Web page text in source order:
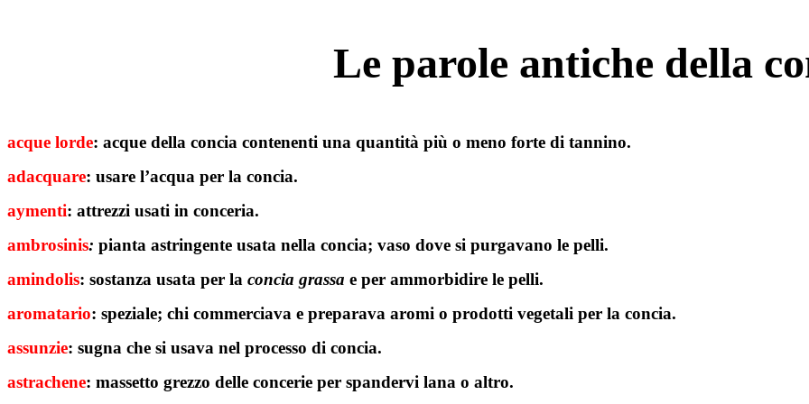
Le parole antiche della
acque lorde: acque della concia contenenti una quantità più o meno forte di tannino.
adacquare: usare l’acqua per la concia.
aymenti: attrezzi usati in conceria.
ambrosinis: pianta astringente usata nella concia; vaso dove si purgavano le pelli.
amindolis: sostanza usata per la concia grassa e per ammorbidire le pelli.
aromatario: speziale; chi commerciava e preparava aromi o prodotti vegetali per la concia.
assunzie: sugna che si usava nel processo di concia.
astrachene: massetto grezzo delle concerie per spandervi lana o altro.